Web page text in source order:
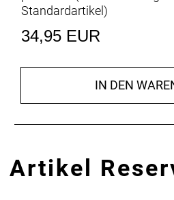
Standardartikel)
34,95 EUR
IN DEN
Artikel